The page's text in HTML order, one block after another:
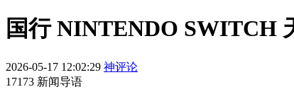
国行 NINTENDO SWITCH
2026-05-17 12:02:29 神评论
17173 新闻导语